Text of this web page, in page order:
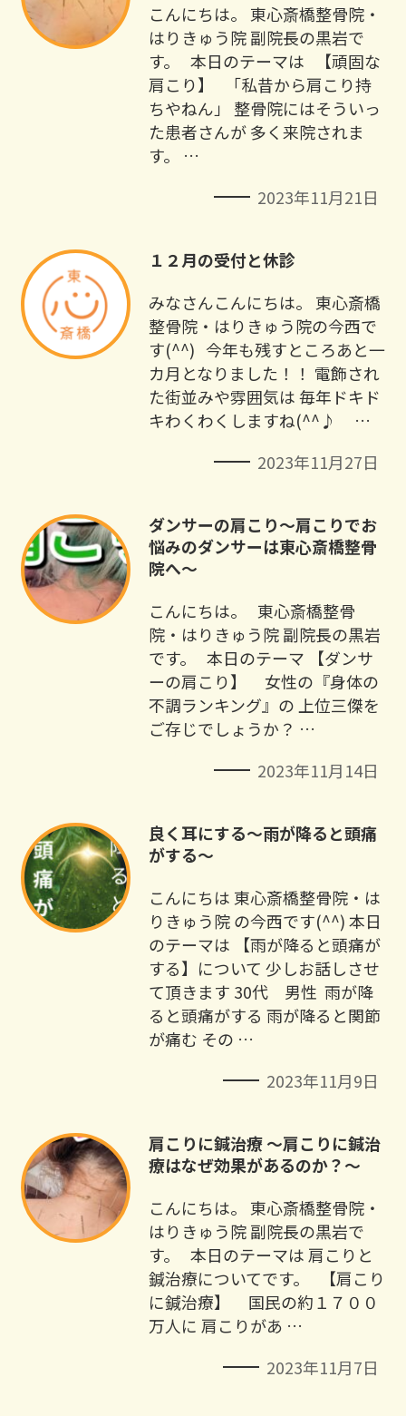
こんにちは。 東心斎橋整骨院・
はりきゅう院 副院長の黒岩で
す。 本日のテーマは 【頑固な
肩こり】 「私昔から肩こり持
ちやねん」 整骨院にはそういっ
た患者さんが 多く来院されま
す。 …
2023年11月21日
１２月の受付と休診
みなさんこんにちは。 東心斎橋
整骨院・はりきゅう院の今西で
す(^^) 今年も残すところあと一
カ月となりました！！ 電飾され
た街並みや雰囲気は 毎年ドキド
キわくわくしますね(^^♪ …
2023年11月27日
ダンサーの肩こり～肩こりでお
悩みのダンサーは東心斎橋整骨
院へ～
こんにちは。 東心斎橋整骨
院・はりきゅう院 副院長の黒岩
です。 本日のテーマ 【ダンサ
ーの肩こり】 女性の『身体の
不調ランキング』の 上位三傑を
ご存じでしょうか？ …
2023年11月14日
良く耳にする〜雨が降ると頭痛
がする〜
こんにちは 東心斎橋整骨院・は
りきゅう院 の今西です️(^^) 本日
のテーマは 【雨が降ると頭痛が
する】について 少しお話しさせ
て頂きます 30代 男性 ⁡ 雨が降
ると頭痛がする 雨が降ると関節
が痛む その …
2023年11月9日
肩こりに鍼治療 ～肩こりに鍼治
療はなぜ効果があるのか？～
こんにちは。 東心斎橋整骨院・
はりきゅう院 副院長の黒岩で
す。 本日のテーマは 肩こりと
鍼治療についてです。 【肩こり
に鍼治療】 国民の約１７００
万人に 肩こりがあ …
2023年11月7日